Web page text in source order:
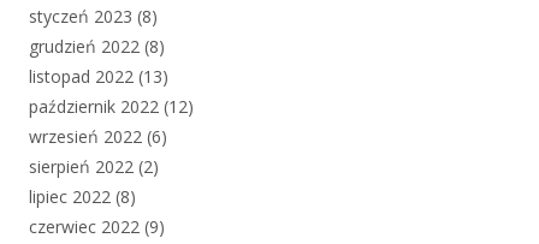
styczeń 2023 (8)
grudzień 2022 (8)
listopad 2022 (13)
październik 2022 (12)
wrzesień 2022 (6)
sierpień 2022 (2)
lipiec 2022 (8)
czerwiec 2022 (9)